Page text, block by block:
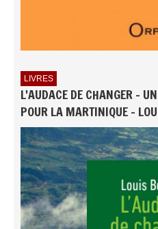
LIVRES
L'AUDACE DE CHANGER -
POUR LA MARTINIQUE -